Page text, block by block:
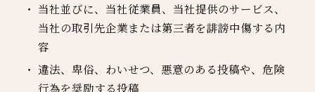
当社並びに、当社従業員、当社提供のサービス、
当社の取引先企業または第三者を誹謗中傷する内
容
違法、卑俗、わいせつ、悪意のある投稿や、危険
行為を奨励する投稿